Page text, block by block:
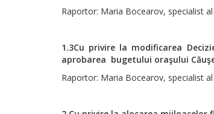
Raportor: Maria Bocearov, specialist
1.3Cu privire la modificarea
aprobarea bugetului oraşului
Raportor: Maria Bocearov, specialist